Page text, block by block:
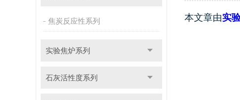
焦炭反应性系列
实验焦炉系列
石灰活性度系列
本文章由实